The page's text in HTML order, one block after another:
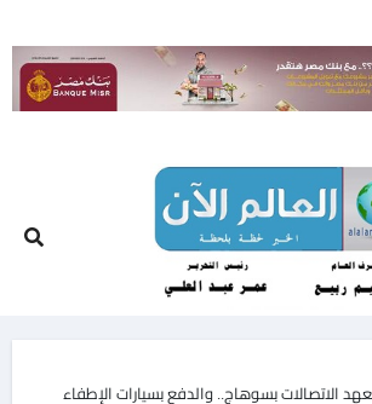
الاتصالات بسوهاج.. والدفع بسيارات الإطفاء